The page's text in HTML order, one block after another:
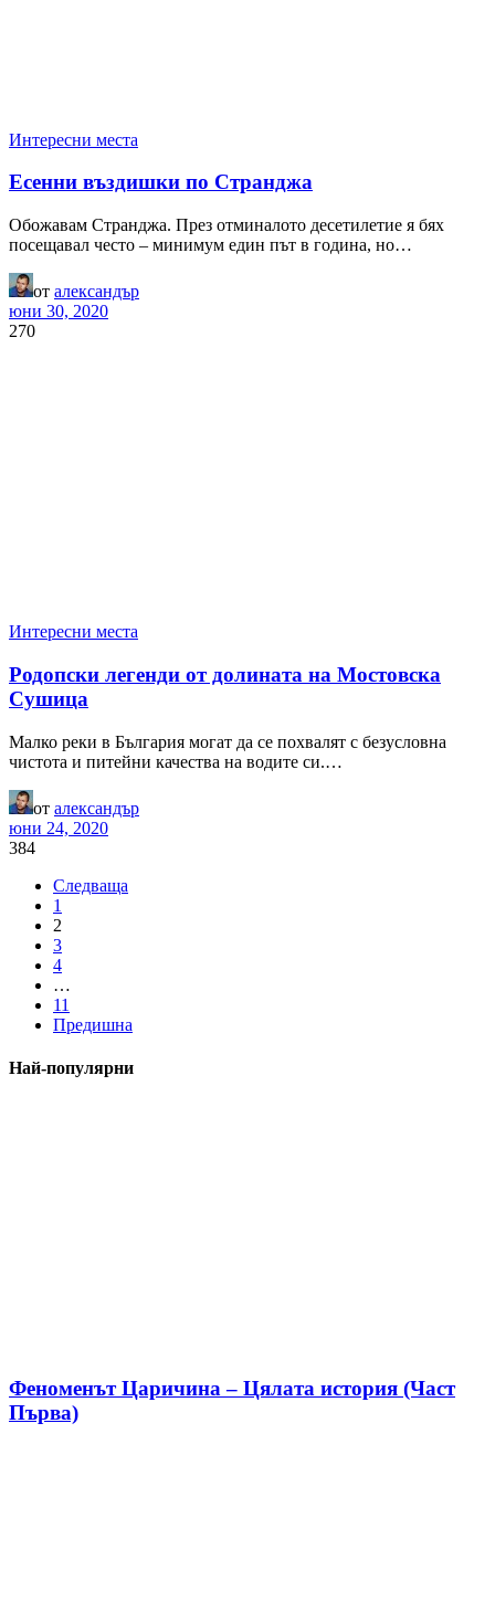
Интересни места
Есенни въздишки по Странджа
Обожавам Странджа. През отминалото десетилетие я бях
посещавал често – минимум един път в година, но…
от александър
юни 30, 2020
270
Интересни места
Родопски легенди от долината на Мостовска
Сушица
Малко реки в България могат да се похвалят с безусловна
чистота и питейни качества на водите си.…
от александър
юни 24, 2020
384
Следваща
1
2
3
4
…
11
Предишна
Най-популярни
Феноменът Царичина – Цялата история (Част
Първа)